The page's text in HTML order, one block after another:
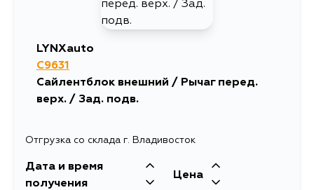
LYNXauto
C9631
Сайлентблок внешний / Рычаг перед.
верх. / Зад. подв.
Отгрузка со склада г. Владивосток
Дата и время
получения
Цена